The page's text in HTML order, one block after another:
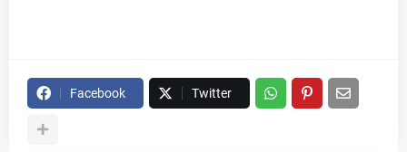
Facebook Twitter